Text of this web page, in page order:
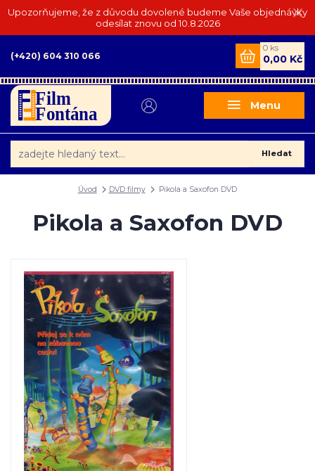
Upozorňujeme, že z důvodu dovolené budeme Vaše objednávky
odesílat znovu od 10.8.2026
Menu
Hledat
(+420) 604 310 066
0 ks
0,00 Kč
Úvod DVD filmy Pikola a Saxofon DVD
Pikola a Saxofon DVD